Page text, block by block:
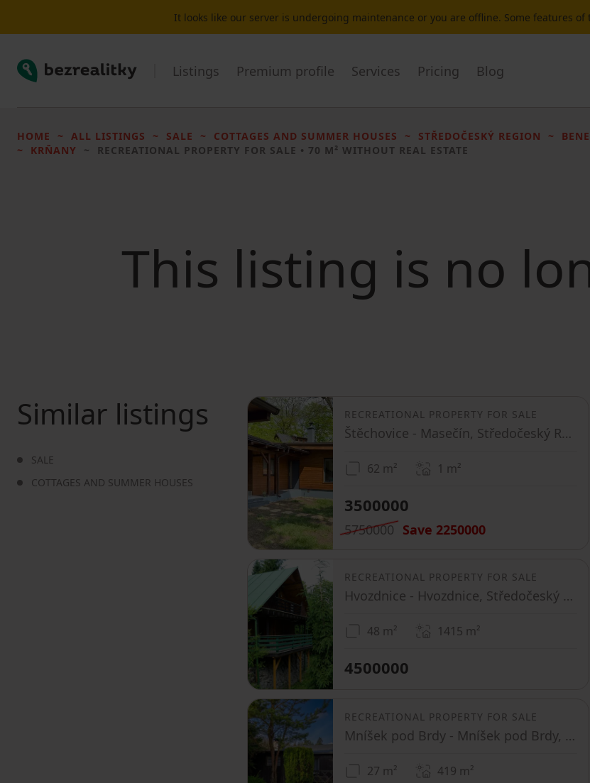
It looks like our server is undergoing maintenance or you are offline. Some features
Bezrealitky Listings Premium profile Services Pricing Blog
HOME ALL LISTINGS SALE COTTAGES AND SUMMER HOUSES STŘEDOČESKÝ REGION
KRŇANY
RECREATIONAL PROPERTY FOR SALE • 70 M² WITHOUT REAL ESTATE
This listing is no
Similar listings
SALE
COTTAGES AND SUMMER HOUSES
RECREATIONAL PROPERTY FOR SALE
Štěchovice - Masečín, Středočeský Region
62 m² 1 m²
3500000
5750000 Save 2250000
RECREATIONAL PROPERTY FOR SALE
Hvozdnice - Hvozdnice, Středočeský Region
48 m² 1415 m²
4500000
RECREATIONAL PROPERTY FOR SALE
Mníšek pod Brdy - Mníšek pod Brdy, Středočeský Region
27 m² 419 m²